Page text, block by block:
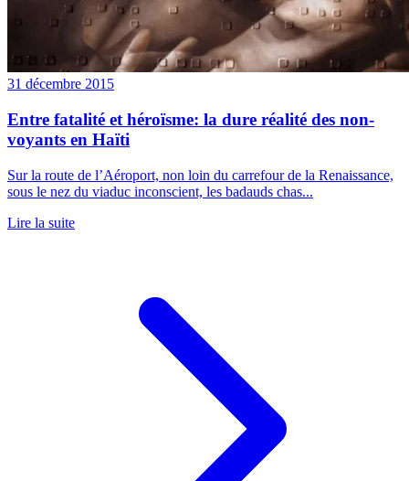
31 décembre 2015
Entre fatalité et héroïsme: la dure réalité des non-
voyants en Haïti
Sur la route de l’Aéroport, non loin du carrefour de la Renaissance,
sous le nez du viaduc inconscient, les badauds chas...
Lire la suite